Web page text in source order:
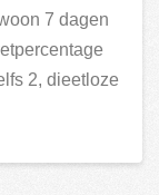
7 dagen
2, dieetloze